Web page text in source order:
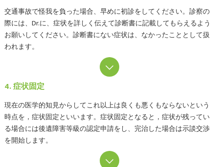
交通事故で怪我を負った場合、早めに初診をしてください。診察の
際には、Dr.に、症状を詳しく伝えて診断書に記載してもらえるよう
お願いしてください。診断書にない症状は、なかったこととして扱
われます。
4. 症状固定
現在の医学的知見からしてこれ以上は良くも悪くもならないという
時点を，症状固定といいます。症状固定となると，症状が残ってい
る場合には後遺障害等級の認定申請をし、完治した場合は示談交渉
を開始します。